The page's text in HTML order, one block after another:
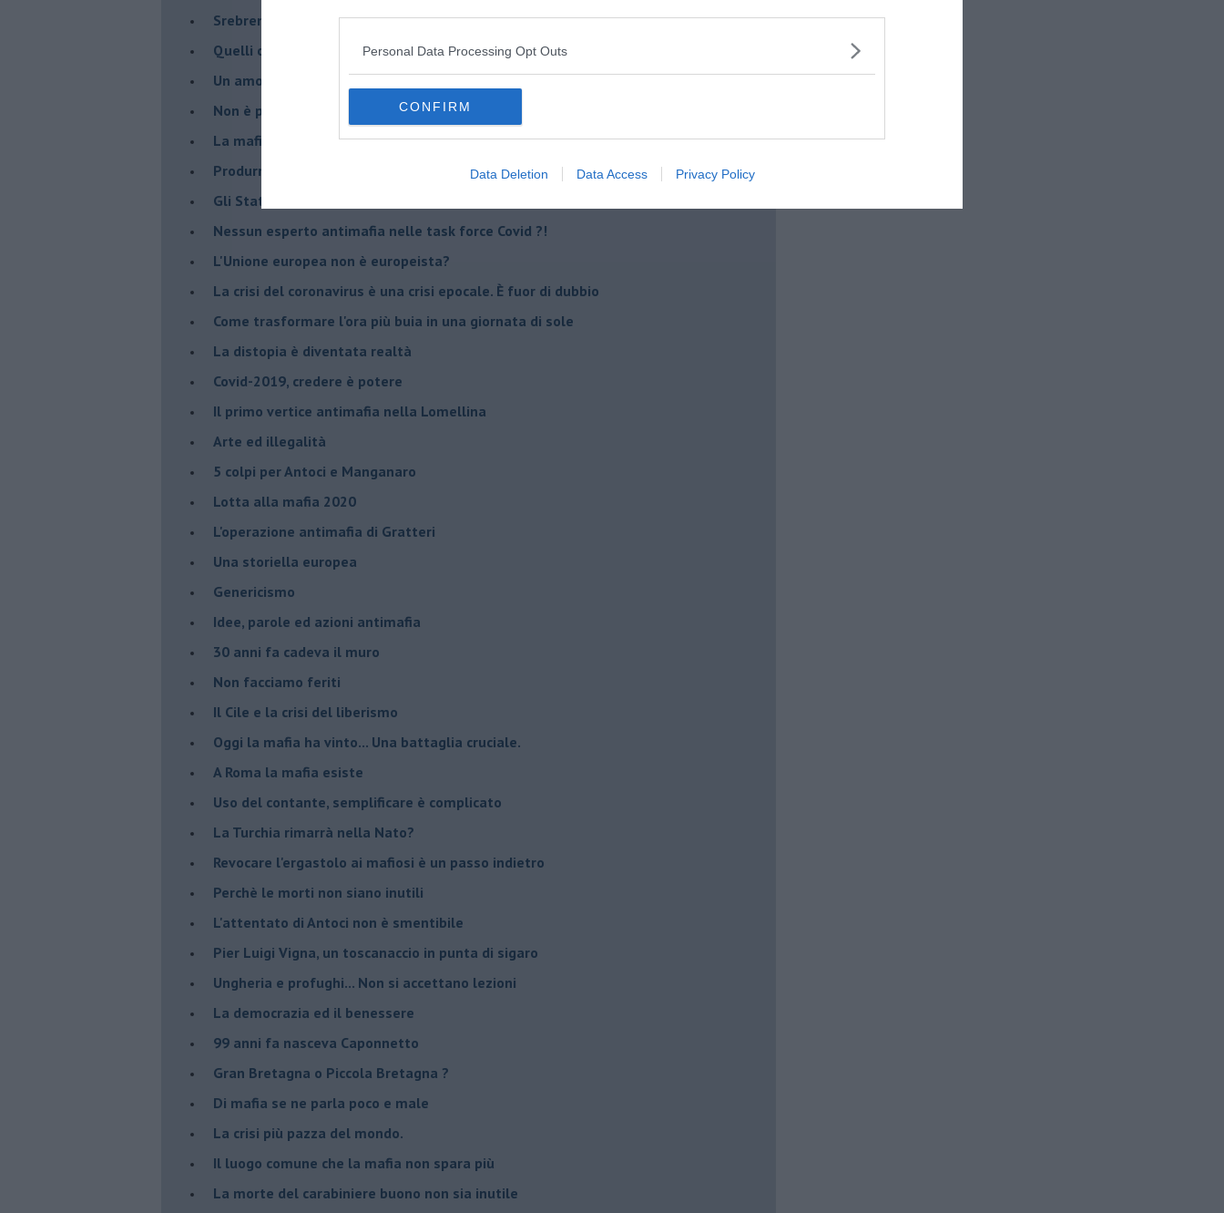
Personal Data Processing Opt Outs
CONFIRM
Data Deletion Data Access Privacy Policy
Srebrenica 25° anniversario
Quelli che... rompono le balle
Un amore che ci ha portato anche la mafia
Non è proprio un bel 23 maggio
La mafia è il primo problema del paese
Produrre benessere per evitare totalitarismi
Gli Stati Uniti d'Europa nasceranno?
Nessun esperto antimafia nelle task force Covid ?!
L'Unione europea non è europeista?
La crisi del coronavirus è una crisi epocale. È fuor di dubbio
Come trasformare l'ora più buia in una giornata di sole
​La distopia è diventata realtà
Covid-2019, credere è potere
Il primo vertice antimafia nella Lomellina
Arte ed illegalità
​5 colpi per Antoci e Manganaro
Lotta alla mafia 2020
L'operazione antimafia di Gratteri
Una storiella europea
Genericismo
Idee, parole ed azioni antimafia
30 anni fa cadeva il muro
Non facciamo feriti
Il Cile e la crisi del liberismo
Oggi la mafia ha vinto... Una battaglia cruciale.
A Roma la mafia esiste
Uso del contante, semplificare è complicato
La Turchia rimarrà nella Nato?
Revocare l'ergastolo ai mafiosi è un passo indietro
Perchè le morti non siano inutili
L'attentato di Antoci non è smentibile
Pier Luigi Vigna, un toscanaccio in punta di sigaro
Ungheria e profughi... Non si accettano lezioni
La democrazia ed il benessere
99 anni fa nasceva Caponnetto
Gran Bretagna o Piccola Bretagna ?
Di mafia se ne parla poco e male
La crisi più pazza del mondo.
Il luogo comune che la mafia non spara più
La morte del carabiniere buono non sia inutile